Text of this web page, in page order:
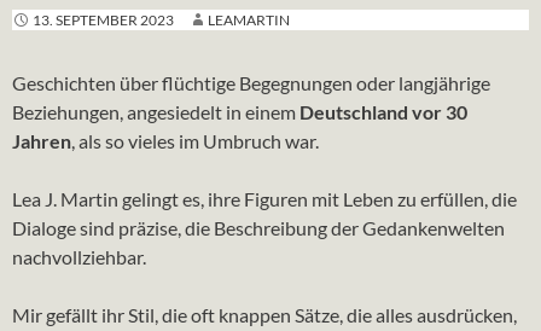
13. SEPTEMBER 2023 LEAMARTIN
Geschichten über flüchtige Begegnungen oder langjährige
Beziehungen, angesiedelt in einem Deutschland vor 30
Jahren, als so vieles im Umbruch war.
Lea J. Martin gelingt es, ihre Figuren mit Leben zu erfüllen, die
Dialoge sind präzise, die Beschreibung der Gedankenwelten
nachvollziehbar.
Mir gefällt ihr Stil, die oft knappen Sätze, die alles ausdrücken,